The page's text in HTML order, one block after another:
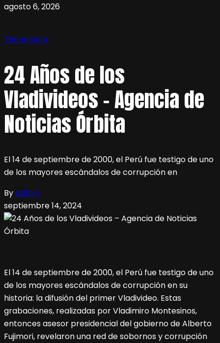
agosto 6, 2026
Tecnología
24 Años de los
Vladivideos – Agencia de
Noticias Órbita
El 14 de septiembre de 2000, el Perú fue testigo de uno
de los mayores escándalos de corrupción en
Byadmin
septiembre 14, 2024
El 14 de septiembre de 2000, el Perú fue testigo de uno
de los mayores escándalos de corrupción en su
historia: la difusión del primer Vladivideo. Estas
grabaciones, realizadas por Vladimiro Montesinos,
entonces asesor presidencial del gobierno de Alberto
Fujimori, revelaron una red de sobornos y corrupción